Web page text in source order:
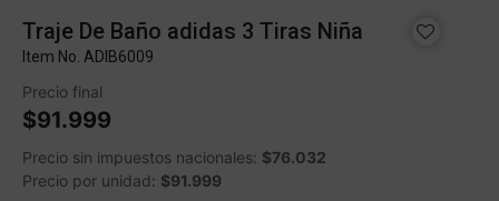
Traje De Baño adidas 3 Tiras Niña
Item No. ADIB6009
Precio final
$91.999
Precio sin impuestos nacionales: $76.032
Precio por unidad: $91.999